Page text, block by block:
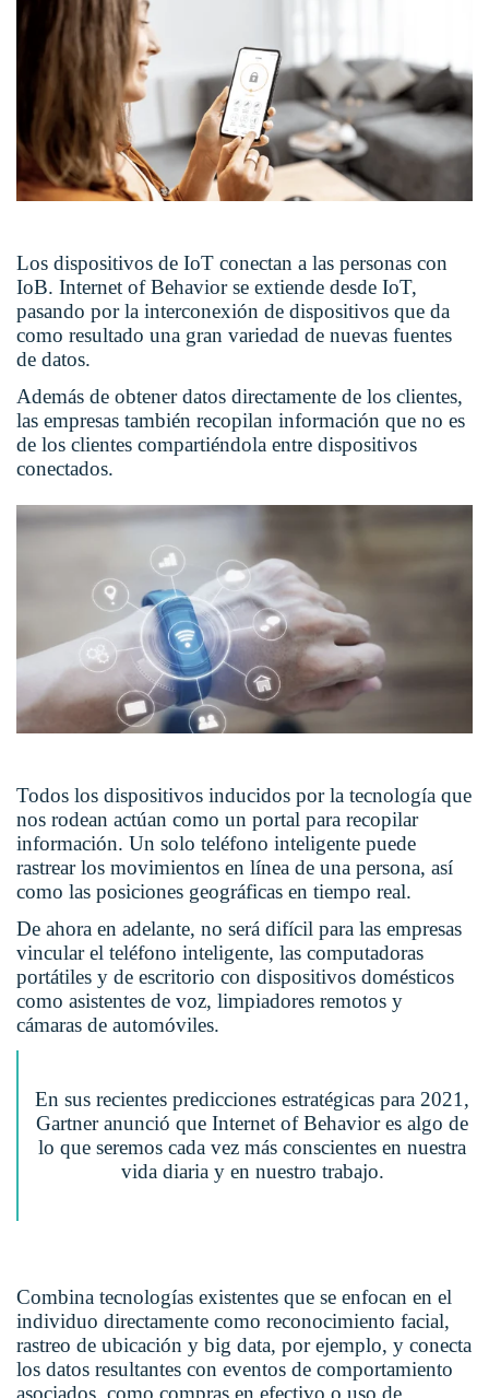
Los dispositivos de IoT conectan a las personas con
IoB. Internet of Behavior se extiende desde IoT,
pasando por la interconexión de dispositivos que da
como resultado una gran variedad de nuevas fuentes
de datos.
Además de obtener datos directamente de los clientes,
las empresas también recopilan información que no es
de los clientes compartiéndola entre dispositivos
conectados.
Todos los dispositivos inducidos por la tecnología que
nos rodean actúan como un portal para recopilar
información. Un solo teléfono inteligente puede
rastrear los movimientos en línea de una persona, así
como las posiciones geográficas en tiempo real.
De ahora en adelante, no será difícil para las empresas
vincular el teléfono inteligente, las computadoras
portátiles y de escritorio con dispositivos domésticos
como asistentes de voz, limpiadores remotos y
cámaras de automóviles.
En sus recientes predicciones estratégicas para 2021,
Gartner anunció que Internet of Behavior es algo de
lo que seremos cada vez más conscientes en nuestra
vida diaria y en nuestro trabajo.
Combina tecnologías existentes que se enfocan en el
individuo directamente como reconocimiento facial,
rastreo de ubicación y big data, por ejemplo, y conecta
los datos resultantes con eventos de comportamiento
asociados, como compras en efectivo o uso de